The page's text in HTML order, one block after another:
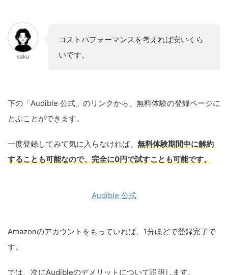
saku
コストパフォーマンスを考えれば安いくら
いです。
下の「Audible 公式」のリンクから、無料体験の登録ページに
とぶことができます。
一度登録してみて気に入らなければ、 無料体験期間中に解約
することも可能なので、完全に0円で試すことも可能です。
Audible 公式
Amazonのアカウントをもっていれば、1分ほどで登録完了で
す。
では、次にAudibleのデメリットについて説明します。